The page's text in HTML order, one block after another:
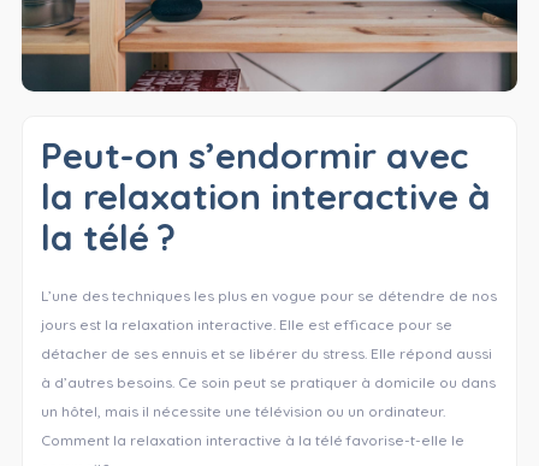
Peut-on s’endormir avec
la relaxation interactive à
la télé ?
L’une des techniques les plus en vogue pour se détendre de nos
jours est la relaxation interactive. Elle est efficace pour se
détacher de ses ennuis et se libérer du stress. Elle répond aussi
à d’autres besoins. Ce soin peut se pratiquer à domicile ou dans
un hôtel, mais il nécessite une télévision ou un ordinateur.
Comment la relaxation interactive à la télé favorise-t-elle le